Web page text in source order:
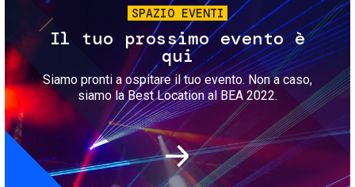
SPAZIO EVENTI
Il tuo prossimo evento è
qui
Siamo pronti a ospitare il tuo evento. Non a caso,
siamo la Best Location al BEA 2022.